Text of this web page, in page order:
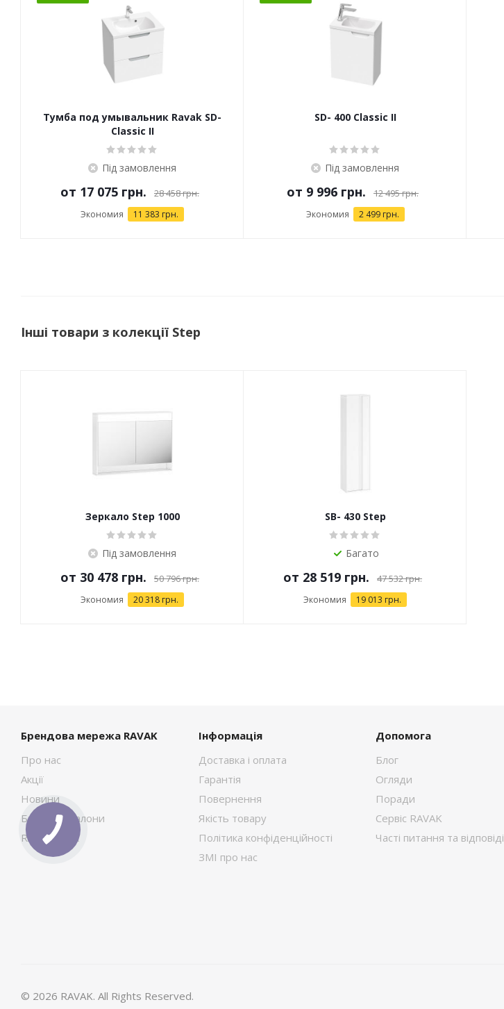
Тумба под умывальник Ravak SD-
Classic II
Під замовлення
от 17 075 грн. 28 458 грн.
Экономия 11 383 грн.
SD- 400 Classic II
Під замовлення
от 9 996 грн. 12 495 грн.
Экономия 2 499 грн.
Інші товари з колекції Step
Зеркало Step 1000
Під замовлення
от 30 478 грн. 50 796 грн.
Экономия 20 318 грн.
SB- 430 Step
Багато
от 28 519 грн. 47 532 грн.
Экономия 19 013 грн.
Брендова мережа RAVAK
Про нас
Акції
Новини
Брендові салони
RAVAK Сток
Інформація
Доставка і оплата
Гарантія
Повернення
Якість товару
Політика конфіденційності
ЗМІ про нас
Допомога
Блог
Огляди
Поради
Сервіс RAVAK
Часті питання та відповіді
© 2026 RAVAK. All Rights Reserved.